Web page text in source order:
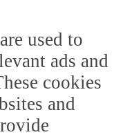
used to
ads and
cookies
and